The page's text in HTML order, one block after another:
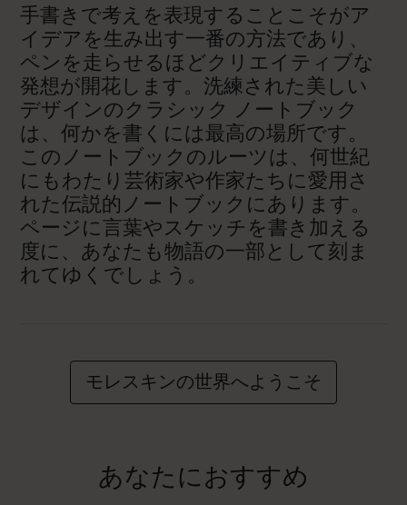
手書きで考えを表現することこそがア
イデアを生み出す一番の方法であり、
ペンを走らせるほどクリエイティブな
発想が開花します。洗練された美しい
デザインのクラシック ノートブック
は、何かを書くには最高の場所です。
このノートブックのルーツは、何世紀
にもわたり芸術家や作家たちに愛用さ
れた伝説的ノートブックにあります。
ページに言葉やスケッチを書き加える
度に、あなたも物語の一部として刻ま
れてゆくでしょう。
モレスキンの世界へようこそ
あなたにおすすめ